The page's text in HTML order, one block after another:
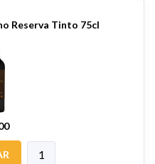
Reserva Tinto 75cl